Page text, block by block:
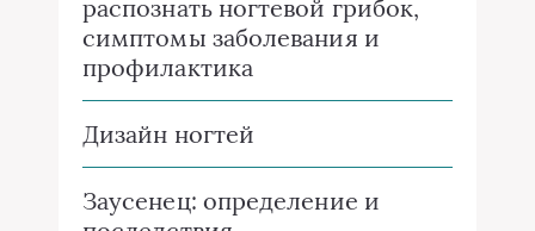
распознать ногтевой грибок,
симптомы заболевания и
профилактика
Дизайн ногтей
Заусенец: определение и